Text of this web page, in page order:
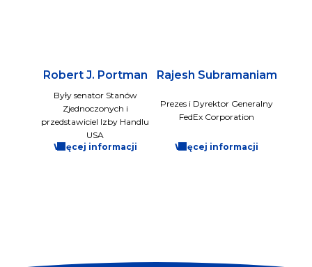
Robert J. Portman
Były senator Stanów
Zjednoczonych i
przedstawiciel Izby Handlu
USA
Więcej informacji
Rajesh Subramaniam
Prezes i Dyrektor Generalny
FedEx Corporation
Więcej informacji